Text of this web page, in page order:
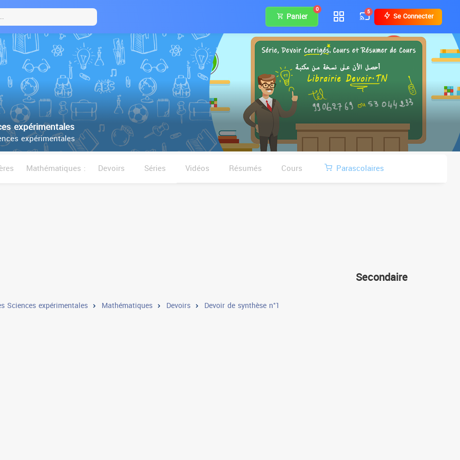
Panier
0 5 Se Connecter
expérimentales
expérimentales
Mathématiques : Devoirs Séries Vidéos Résumés Cours Parascolaires
Secondaire
Sciences expérimentales Mathématiques Devoirs Devoir de synthèse n°1